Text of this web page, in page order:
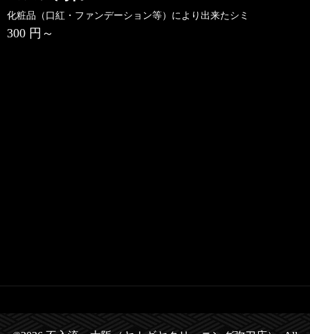
化粧品（口紅・ファンデーション等）により出来たシミ
300 円～